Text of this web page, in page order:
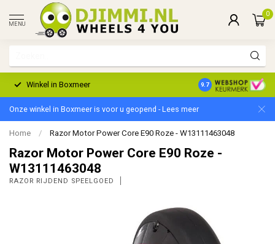
MENU
0
Winkel in Boxmeer 2 Jaar Garantie
9.7
Onze winkel in Boxmeer is voor u geopend - Lees meer
Home / Razor Motor Power Core E90 Roze - W13111463048
Razor Motor Power Core E90 Roze -
W13111463048
RAZOR RIJDEND SPEELGOED